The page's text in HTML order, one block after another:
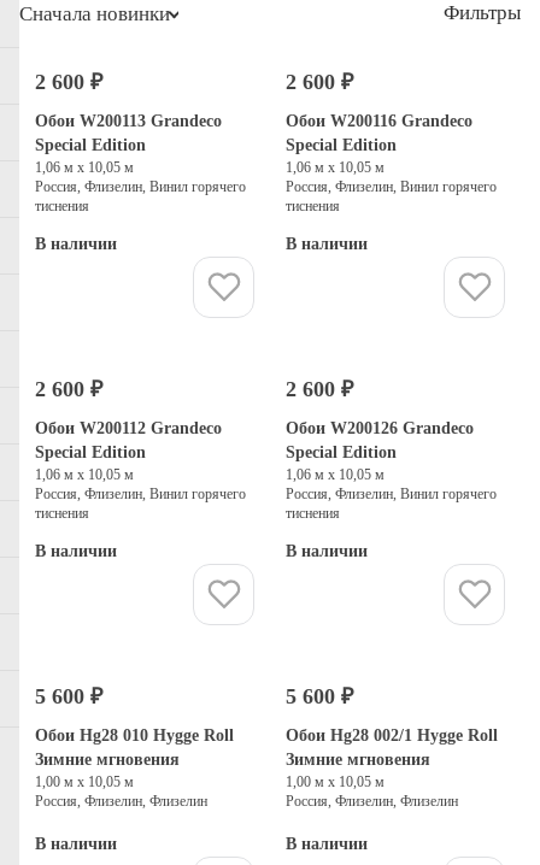
Сначала новинки Фильтры
2 600 ₽
Обои W200113 Grandeco
Special Edition
1,06 м х 10,05 м
Россия, Флизелин, Винил горячего
тиснения
В наличии
2 600 ₽
Обои W200116 Grandeco
Special Edition
1,06 м х 10,05 м
Россия, Флизелин, Винил горячего
тиснения
В наличии
2 600 ₽
Обои W200112 Grandeco
Special Edition
1,06 м х 10,05 м
Россия, Флизелин, Винил горячего
тиснения
В наличии
2 600 ₽
Обои W200126 Grandeco
Special Edition
1,06 м х 10,05 м
Россия, Флизелин, Винил горячего
тиснения
В наличии
5 600 ₽
Обои Hg28 010 Hygge Roll
Зимние мгновения
1,00 м х 10,05 м
Россия, Флизелин, Флизелин
В наличии
5 600 ₽
Обои Hg28 002/1 Hygge Roll
Зимние мгновения
1,00 м х 10,05 м
Россия, Флизелин, Флизелин
В наличии